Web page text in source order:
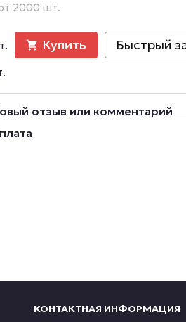
2000 шт.
Купить Быстрый
отзыв или комментарий
КОНТАКТНАЯ ИНФОРМАЦИЯ